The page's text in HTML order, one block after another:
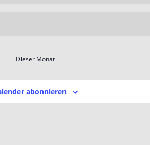
Dieser Monat
abonnieren